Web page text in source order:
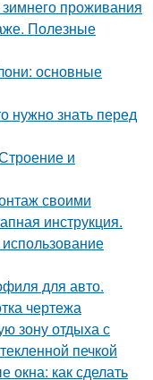
проживания
Полезные
основные
нужно знать перед
и
своими
инструкция.
для авто.
чертежа
зону отдыха с
печкой
как сделать